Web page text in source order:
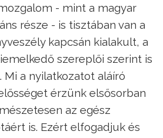
- mint a magyar
része - is tisztában van a
kapcsán kialakult, a
szereplői szerint is
a nyilatkozatot aláíró
érzünk elsősorban
az egész
is. Ezért elfogadjuk és